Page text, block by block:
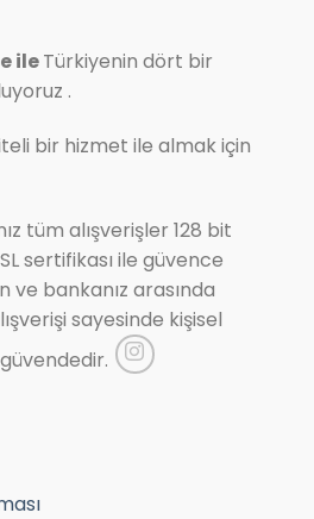
ileTürkiyenin dört bir
.
bir hizmet ile almak için
tüm alışverişler 128 bit
sertifikası ile güvence
ve bankanız arasında
sayesinde kişisel